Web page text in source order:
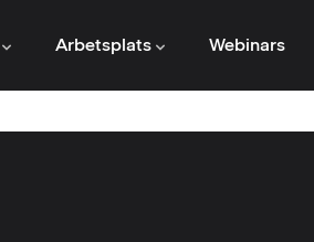
Arbetsplats Webinars